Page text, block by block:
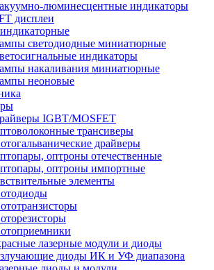
люминесцентные индикаторы
дисплеи
светодиодные миниатюрные
индикаторы
накаливания миниатюрные
неоновые
IGBT/MOSFET
трансиверы
драйверы
оптроны отечественные
оптроны импортные
элементы
лазерные модули и диоды
диоды ИК и УФ диапазона